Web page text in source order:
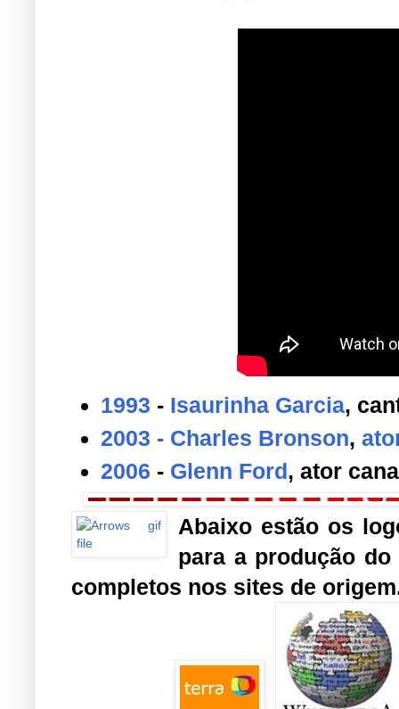
1993 - Isaurinha Garcia,
2003 - Charles Bronson,
2006 - Glenn Ford, ator
Abaixo estão os
para a produção
completos nos sites de